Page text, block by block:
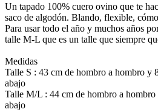
Un tapado 100% cuero ovino que te
saco de algodón. Blando, flexible,
Para usar todo el año y muchos años
talle M-L que es un talle que siempre
Medidas
Talle S : 43 cm de hombro a hombro y
abajo
Talle M/L : 44 cm de hombro a
abajo